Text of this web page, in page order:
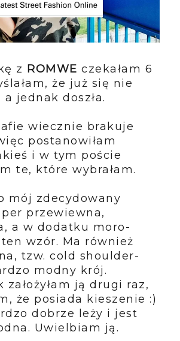
z ROMWEczekałam 6
że już się nie
jednak doszła.
wiecznie brakuje
postanowiłam
i w tym poście
te, które wybrałam.
mój zdecydowany
przewiewna,
a w dodatku moro-
wzór. Ma również
tzw. cold shoulder-
modny krój.
założyłam ją drugi raz,
że posiada kieszenie :)
dobrze leży i jest
Uwielbiam ją.